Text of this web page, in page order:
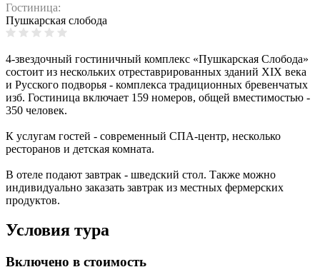
Гостиница:
Пушкарская слобода
4-звездочный гостиничный комплекс «Пушкарская Слобода»
состоит из нескольких отреставрированных зданий XIX века
и Русского подворья - комплекса традиционных бревенчатых
изб. Гостиница включает 159 номеров, общей вместимостью -
350 человек.
К услугам гостей - современный СПА-центр, несколько
ресторанов и детская комната.
В отеле подают завтрак - шведский стол. Также можно
индивидуально заказать завтрак из местных фермерских
продуктов.
Условия тура
Включено в стоимость